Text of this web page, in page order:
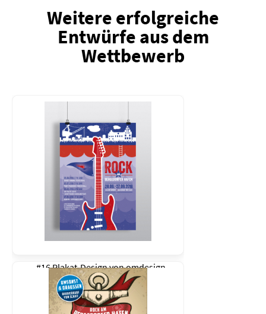
Weitere erfolgreiche
Entwürfe aus dem
Wettbewerb
#16 Plakat-Design vonomdesign